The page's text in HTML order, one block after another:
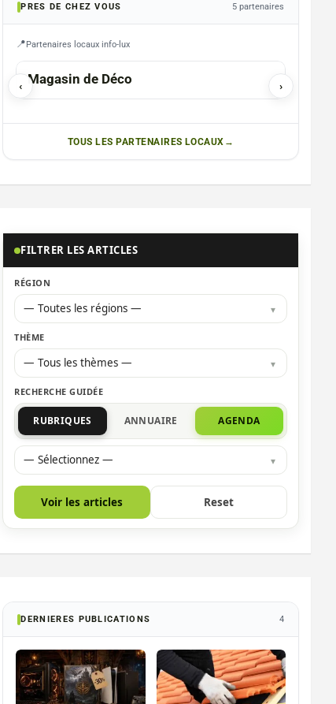
PRES DE CHEZ VOUS 5 partenaires
Partenaires locaux info-lux
‹ ›
ETALLE
Magasin de Déco
TOUS LES PARTENAIRES LOCAUX
FILTRER LES ARTICLES
RÉGION
— Toutes les régions —
THÈME
— Tous les thèmes —
RECHERCHE GUIDÉE
RUBRIQUES ANNUAIRE AGENDA
— Sélectionnez —
Voir les articles Reset
DERNIERES PUBLICATIONS 4